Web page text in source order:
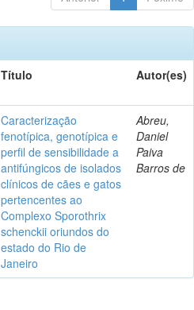
Título Autor(es)
Caracterização
fenotípica, genotípica e
perfil de sensibilidade a
antifúngicos de isolados
clínicos de cães e gatos
pertencentes ao
Complexo Sporothrix
schenckii oriundos do
estado do Rio de
Janeiro
Abreu,
Daniel
Paiva
Barros de